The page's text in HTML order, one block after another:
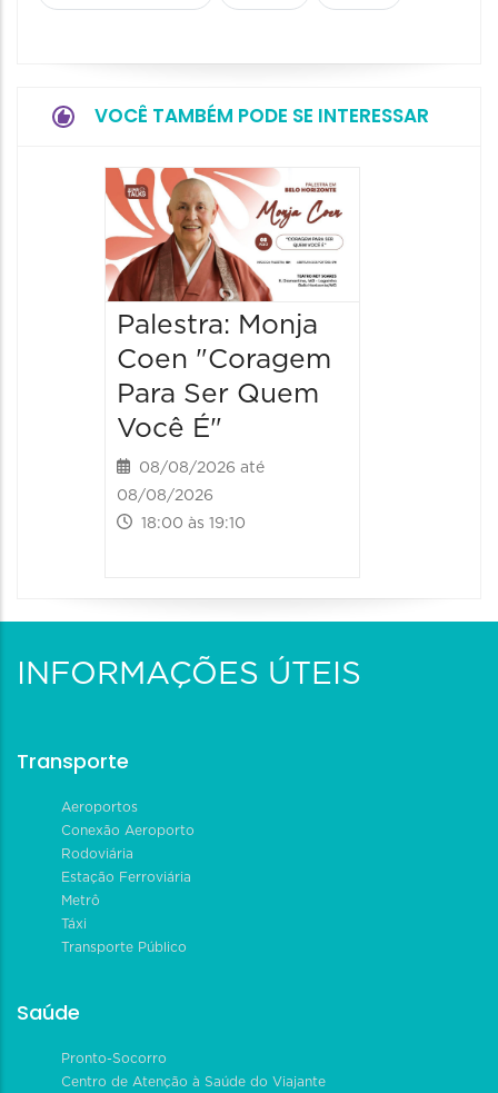
VOCÊ TAMBÉM PODE SE INTERESSAR
Palestra: Monja
Coen "Coragem
Para Ser Quem
Você É"
08/08/2026 até
08/08/2026
18:00 às 19:10
INFORMAÇÕES ÚTEIS
Transporte
Aeroportos
Conexão Aeroporto
Rodoviária
Estação Ferroviária
Metrô
Táxi
Transporte Público
Saúde
Pronto-Socorro
Centro de Atenção à Saúde do Viajante